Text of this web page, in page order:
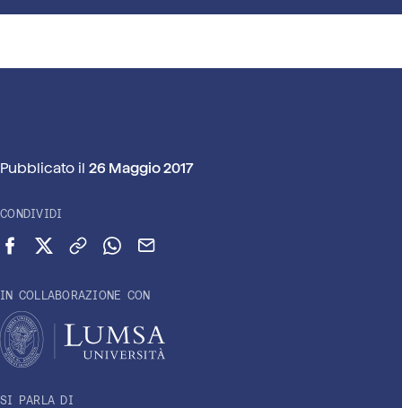
Pubblicato il 26 Maggio 2017
CONDIVIDI
Condividi su Facebook
Condividi su X (Twitter)
Copia link
Condividi su WhatsApp
Invia via email
IN COLLABORAZIONE CON
SI PARLA DI